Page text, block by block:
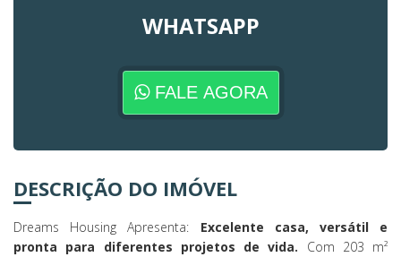
WHATSAPP
FALE AGORA
DESCRIÇÃO DO IMÓVEL
Dreams Housing Apresenta: Excelente casa, versátil e
pronta para diferentes projetos de vida. Com 203 m²